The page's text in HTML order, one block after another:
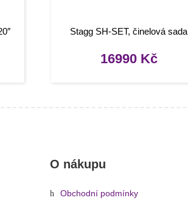
Stagg SH-SET, činelová sada
16990 Kč
O nákupu
Obchodní podmínky